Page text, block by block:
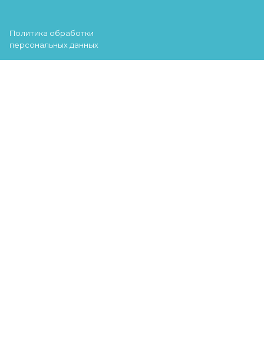
Политика обработки
персональных данных